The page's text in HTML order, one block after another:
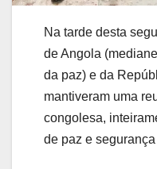
Na tarde desta
de Angola
da paz) e da
mantiveram uma
congolesa,
de paz e